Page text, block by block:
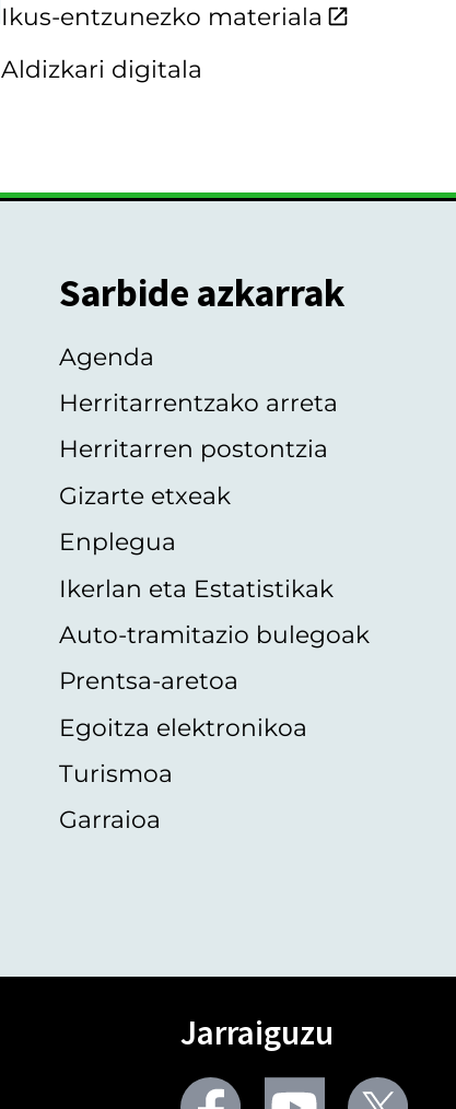
Ikus-entzunezko materiala
Aldizkari digitala
Sarbide azkarrak
Agenda
Herritarrentzako arreta
Herritarren postontzia
Gizarte etxeak
Enplegua
Ikerlan eta Estatistikak
Auto-tramitazio bulegoak
Prentsa-aretoa
Egoitza elektronikoa
Turismoa
Garraioa
Jarraiguzu
Facebook Youtube